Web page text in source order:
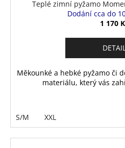
Teplé zimní pyžamo
Dodání cca do
1 170
DETAIL
Měkounké a hebké pyžamo či
materiálu, který vás
S/M XXL